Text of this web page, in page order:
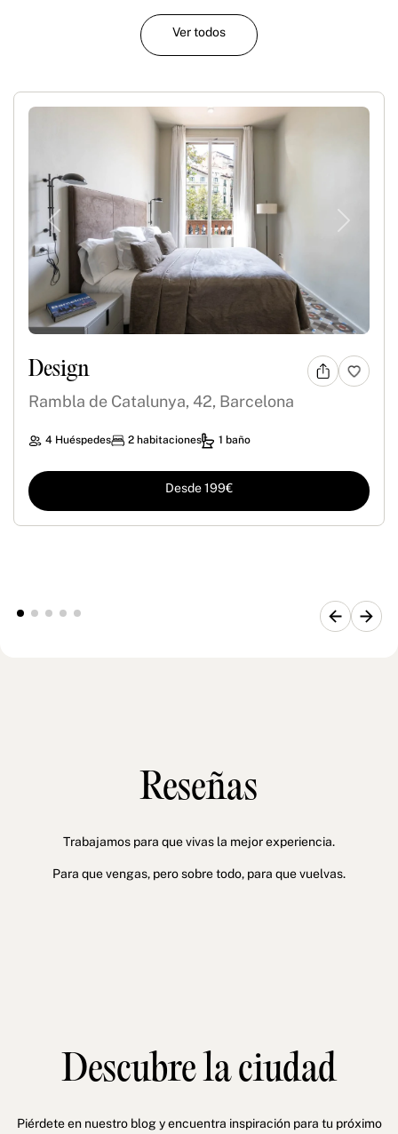
Ver todos
Previous Next
Design
Rambla de Catalunya, 42, Barcelona
4 Huéspedes 2 habitaciones 1 baño
Desde 199€
Reseñas
Trabajamos para que vivas la mejor experiencia.
Para que vengas, pero sobre todo, para que vuelvas.
Descubre la ciudad
Piérdete en nuestro blog y encuentra inspiración para tu próximo